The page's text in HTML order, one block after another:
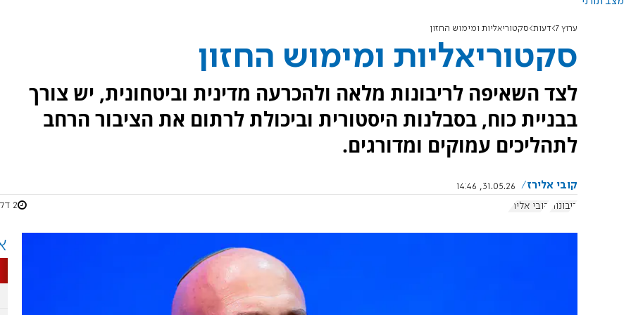
ערוץ 7 דעות סקטוריאליות ומימוש החזון
סקטוריאליות ומימוש החזון
לצד השאיפה לריבונות מלאה ולהכרעה מדינית וביטחונית, יש צורך
בבניית כוח, בסבלנות היסטורית וביכולת לרתום את הציבור הרחב
לתהליכים עמוקים ומדורגים.
קובי אלירז
31.05.26, 14:46
ריבונות
קובי אלירז 2 דקות